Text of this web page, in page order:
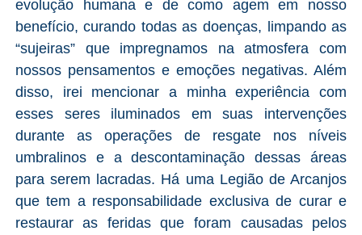
evolução humana e de como agem em nosso
benefício, curando todas as doenças, limpando as
“sujeiras” que impregnamos na atmosfera com
nossos pensamentos e emoções negativas. Além
disso, irei mencionar a minha experiência com
esses seres iluminados em suas intervenções
durante as operações de resgate nos níveis
umbralinos e a descontaminação dessas áreas
para serem lacradas. Há uma Legião de Arcanjos
que tem a responsabilidade exclusiva de curar e
restaurar as feridas que foram causadas pelos